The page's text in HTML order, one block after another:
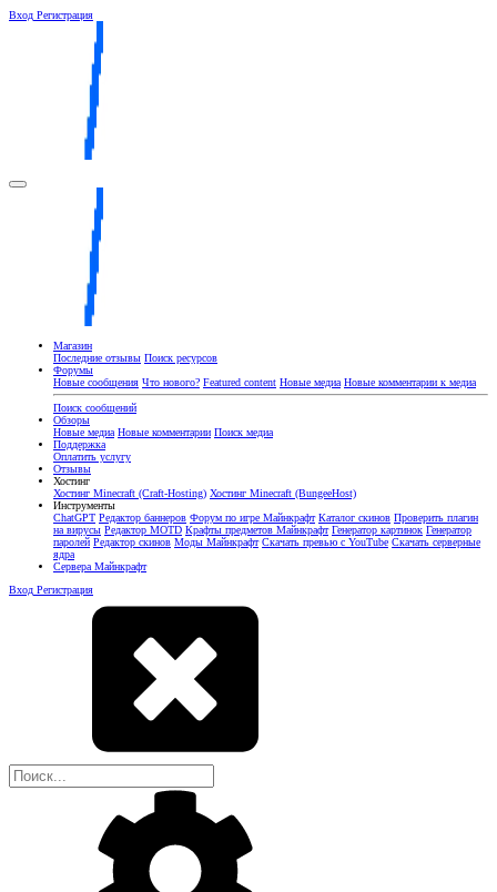
Вход Регистрация
Магазин
Последние отзывы Поиск ресурсов
Форумы
Новые сообщения Что нового? Featured content Новые медиа Новые комментарии к медиа
Поиск сообщений
Обзоры
Новые медиа Новые комментарии Поиск медиа
Поддержка
Оплатить услугу
Отзывы
Хостинг
Хостинг Minecraft (Craft-Hosting) Хостинг Minecraft (BungeeHost)
Инструменты
ChatGPT Редактор баннеров Форум по игре Майнкрафт Каталог скинов Проверить плагин
на вирусы Редактор MOTD Крафты предметов Майнкрафт Генератор картинок Генератор
паролей Редактор скинов Моды Майнкрафт Скачать превью с YouTube Скачать серверные
ядра
Сервера Майнкрафт
Вход Регистрация